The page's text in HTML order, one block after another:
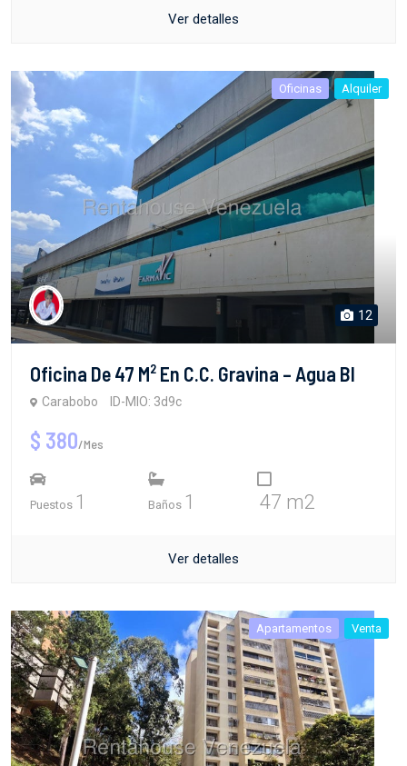
Ver detalles
Oficinas Alquiler
12
Oficina De 47 M² En C.C. Gravina – Agua Bl
Carabobo ID-MIO: 3d9c
$ 380/Mes
Puestos 1 Baños 1 47 m2
Ver detalles
Apartamentos Venta